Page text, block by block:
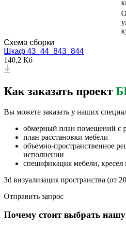
Схема сборки
Шкаф 43_44_843_844
140,2 Кб
Как заказать проект
Вы можете заказать у наших
обмерный план помещений с
план расстановки мебели
объемно-пространственное
исполнении
спецификация мебели, кресел
3d визуализация пространства (от
Отправить запрос
Почему стоит выбрать